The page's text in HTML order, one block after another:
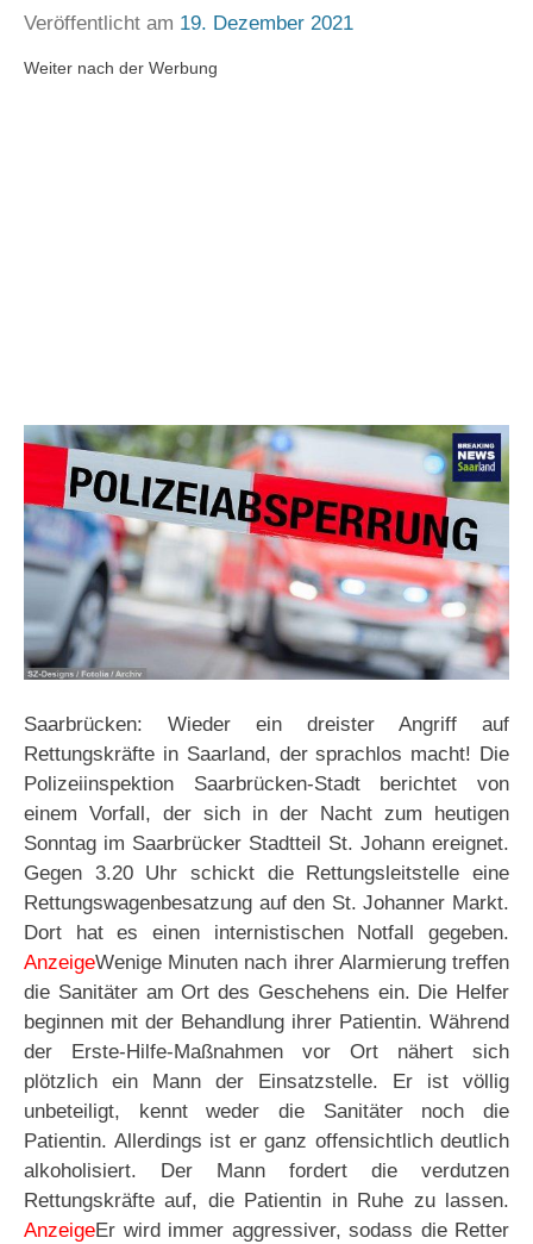
Veröffentlicht am 19. Dezember 2021
Weiter nach der Werbung
Saarbrücken: Wieder ein dreister Angriff auf
Rettungskräfte in Saarland, der sprachlos macht! Die
Polizeiinspektion Saarbrücken-Stadt berichtet von
einem Vorfall, der sich in der Nacht zum heutigen
Sonntag im Saarbrücker Stadtteil St. Johann ereignet.
Gegen 3.20 Uhr schickt die Rettungsleitstelle eine
Rettungswagenbesatzung auf den St. Johanner Markt.
Dort hat es einen internistischen Notfall gegeben.
AnzeigeWenige Minuten nach ihrer Alarmierung treffen
die Sanitäter am Ort des Geschehens ein. Die Helfer
beginnen mit der Behandlung ihrer Patientin. Während
der Erste-Hilfe-Maßnahmen vor Ort nähert sich
plötzlich ein Mann der Einsatzstelle. Er ist völlig
unbeteiligt, kennt weder die Sanitäter noch die
Patientin. Allerdings ist er ganz offensichtlich deutlich
alkoholisiert. Der Mann fordert die verdutzen
Rettungskräfte auf, die Patientin in Ruhe zu lassen.
AnzeigeEr wird immer aggressiver, sodass die Retter